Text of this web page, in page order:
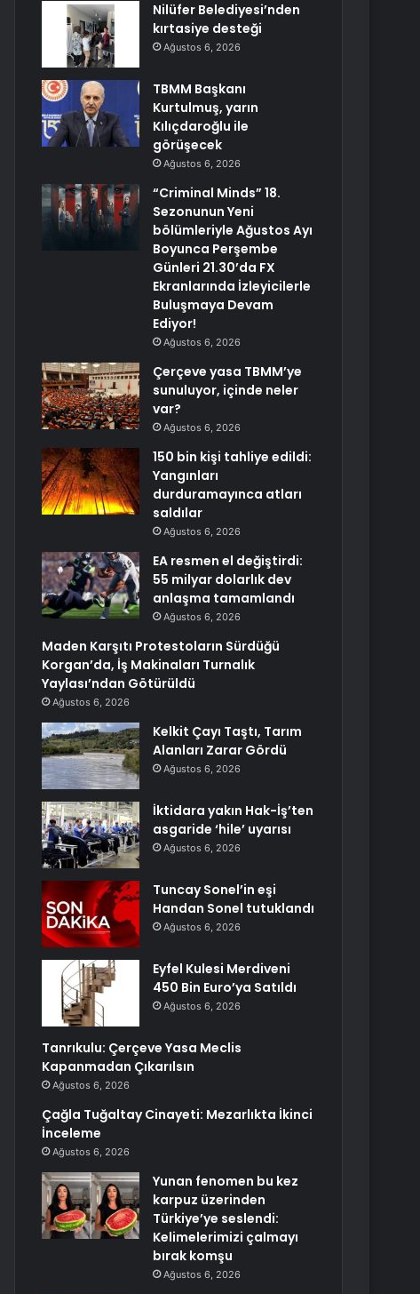
Nilüfer Belediyesi’nden
kırtasiye desteği
Ağustos 6, 2026
TBMM Başkanı
Kurtulmuş, yarın
Kılıçdaroğlu ile
görüşecek
Ağustos 6, 2026
“Criminal Minds” 18.
Sezonunun Yeni
bölümleriyle Ağustos Ayı
Boyunca Perşembe
Günleri 21.30’da FX
Ekranlarında İzleyicilerle
Buluşmaya Devam
Ediyor!
Ağustos 6, 2026
Çerçeve yasa TBMM’ye
sunuluyor, içinde neler
var?
Ağustos 6, 2026
150 bin kişi tahliye edildi:
Yangınları
durduramayınca atları
saldılar
Ağustos 6, 2026
EA resmen el değiştirdi:
55 milyar dolarlık dev
anlaşma tamamlandı
Ağustos 6, 2026
Maden Karşıtı Protestoların Sürdüğü
Korgan’da, İş Makinaları Turnalık
Yaylası’ndan Götürüldü
Ağustos 6, 2026
Kelkit Çayı Taştı, Tarım
Alanları Zarar Gördü
Ağustos 6, 2026
İktidara yakın Hak-İş’ten
asgaride ‘hile’ uyarısı
Ağustos 6, 2026
Tuncay Sonel’in eşi
Handan Sonel tutuklandı
Ağustos 6, 2026
Eyfel Kulesi Merdiveni
450 Bin Euro’ya Satıldı
Ağustos 6, 2026
Tanrıkulu: Çerçeve Yasa Meclis
Kapanmadan Çıkarılsın
Ağustos 6, 2026
Çağla Tuğaltay Cinayeti: Mezarlıkta İkinci
İnceleme
Ağustos 6, 2026
Yunan fenomen bu kez
karpuz üzerinden
Türkiye’ye seslendi:
Kelimelerimizi çalmayı
bırak komşu
Ağustos 6, 2026